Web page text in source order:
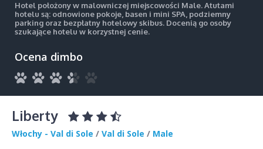
Hotel położony w malowniczej miejscowości Male. Atutami
hotelu są: odnowione pokoje, basen i mini SPA, podziemny
parking oraz bezpłatny hotelowy skibus. Docenią go osoby
szukające hotelu w korzystnej cenie.
Ocena dimbo
Liberty
Włochy - Val di Sole / Val di Sole / Male